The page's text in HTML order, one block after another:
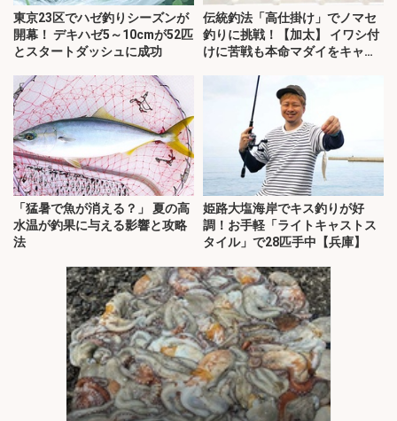
東京23区でハゼ釣りシーズンが
開幕！ デキハゼ5～10cmが52匹
とスタートダッシュに成功
伝統釣法「高仕掛け」でノマセ
釣りに挑戦！【加太】 イワシ付
けに苦戦も本命マダイをキャッ
「猛暑で魚が消える？」 夏の高
水温が釣果に与える影響と攻略
法
姫路大塩海岸でキス釣りが好
調！お手軽「ライトキャストス
タイル」で28匹手中【兵庫】